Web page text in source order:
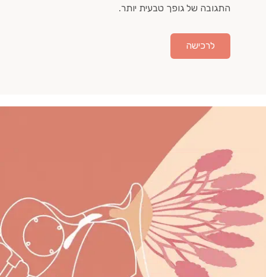
התגובה של גופך טבעית יותר.
לרכישה